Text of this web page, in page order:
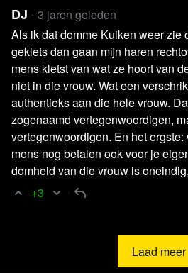
https://zelfzorgcovid19.nl/igj-
wijze-steun-via-crowdfunding-
Deuitspraakvan 26 oktober 2022.
De Nobelprijs uitreiking voor
https://www.youtube.com/watch?
v=YK0NcEm4TXg&t=175s
De blog van dr. Jan Vingerhoets:
https://www.igj.nl/actueel/nieuws/
DJ
3 jaren geleden
Als ik dat domme Kuiken weer zie
geklets dan gaan mijn haren
mens kletst van wat ze hoort van
niet in die vrouw. Wat een
authentieks aan die hele vrouw.
zogenaamd vertegenwoordigen,
vertegenwoordigen. En het
mens nog betalen ook voor je
domheid van die vrouw is oneindig,
+3
Laad meer